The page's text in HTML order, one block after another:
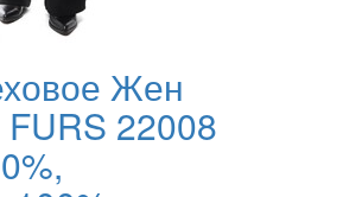
Жен
22008